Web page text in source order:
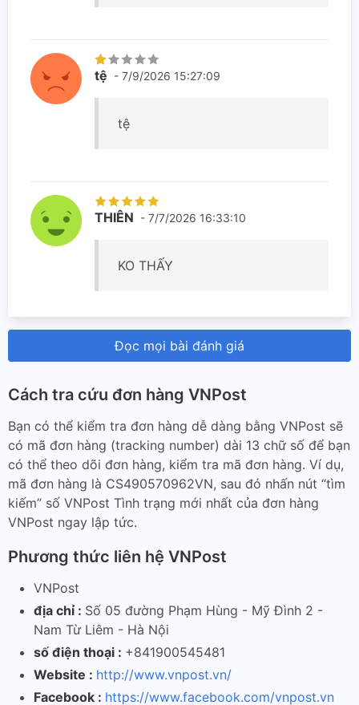
tệ - 7/9/2026 15:27:09
tệ
THIÊN - 7/7/2026 16:33:10
KO THẤY
Đọc mọi bài đánh giá
Cách tra cứu đơn hàng VNPost
Bạn có thể kiểm tra đơn hàng dễ dàng bằng VNPost sẽ
có mã đơn hàng (tracking number) dài 13 chữ số để bạn
có thể theo dõi đơn hàng, kiểm tra mã đơn hàng. Ví dụ,
mã đơn hàng là CS490570962VN, sau đó nhấn nút “tìm
kiếm” số VNPost Tình trạng mới nhất của đơn hàng
VNPost ngay lập tức.
Phương thức liên hệ VNPost
VNPost
địa chỉ : Số 05 đường Phạm Hùng - Mỹ Đình 2 -
Nam Từ Liêm - Hà Nội
số điện thoại : +841900545481
Website : http://www.vnpost.vn/
Facebook : https://www.facebook.com/vnpost.vn